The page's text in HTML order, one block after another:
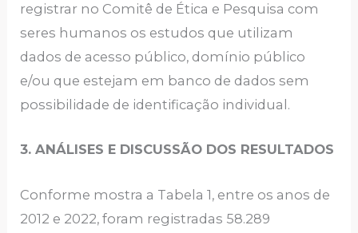
registrar no Comitê de Ética e Pesquisa com
seres humanos os estudos que utilizam
dados de acesso público, domínio público
e/ou que estejam em banco de dados sem
possibilidade de identificação individual.
3. ANÁLISES E DISCUSSÃO DOS RESULTADOS
Conforme mostra a Tabela 1, entre os anos de
2012 e 2022, foram registradas 58.289